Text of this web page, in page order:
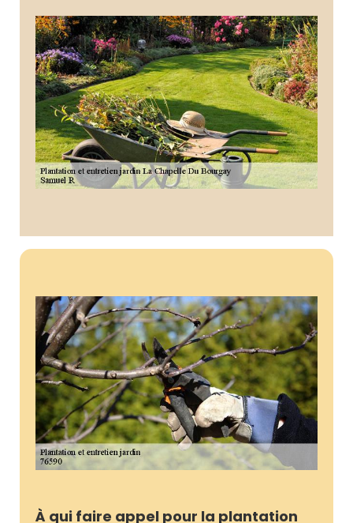
À qui faire appel pour la plantation